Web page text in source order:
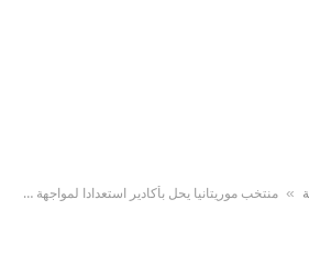
» منتخب موريتانيا يحل بأكادير استعدادا لمواجهة المغرب